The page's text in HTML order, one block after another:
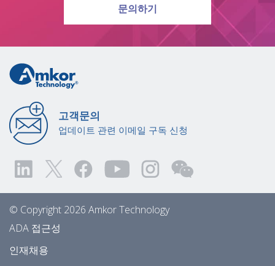
문의하기
고객문의
업데이트 관련 이메일 구독 신청
© Copyright 2026 Amkor Technology
ADA 접근성
인재채용